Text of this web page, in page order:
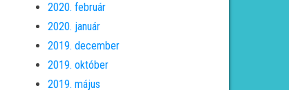
2020. február
2020. január
2019. december
2019. október
2019. május